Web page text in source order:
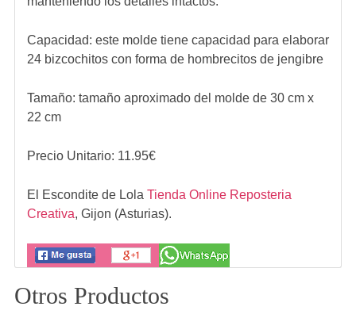
Capacidad: este molde tiene capacidad para elaborar
24 bizcochitos con forma de hombrecitos de jengibre
Tamaño: tamaño aproximado del molde de 30 cm x
22 cm
Precio Unitario: 11.95€
El Escondite de Lola Tienda Online Reposteria
Creativa, Gijon (Asturias).
Otros Productos